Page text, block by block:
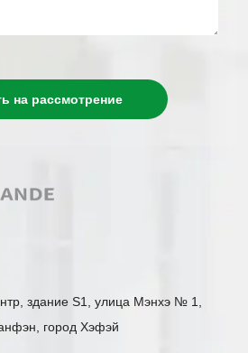
на рассмотрение
здание S1, улица Мэнхэ № 1,
город Хэфэй